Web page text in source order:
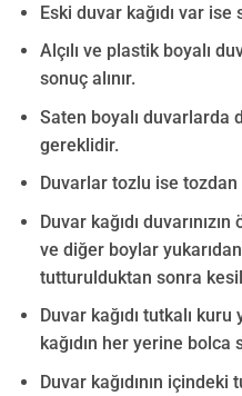
Eski duvar kağıdı var
Alçılı ve plastik boyalı
sonuç alınır.
Saten boyalı duvarlarda
gereklidir.
Duvarlar tozlu ise tozdan
Duvar kağıdı
ve diğer boylar
tutturulduktan sonra
Duvar kağıdı tutkalı
kağıdın her yerine bolca
Duvar kağıdının içindeki